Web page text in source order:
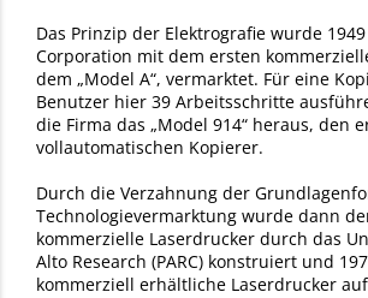
Das Prinzip der Elektrografie wurde
Corporation mit dem ersten
dem „Model A“, vermarktet. Für eine
Benutzer hier 39 Arbeitsschritte
die Firma das „Model 914“ heraus, den
vollautomatischen Kopierer.
Durch die Verzahnung der
Technologievermarktung wurde dann
kommerzielle Laserdrucker durch das
Alto Research (PARC) konstruiert und
kommerziell erhältliche Laserdrucker